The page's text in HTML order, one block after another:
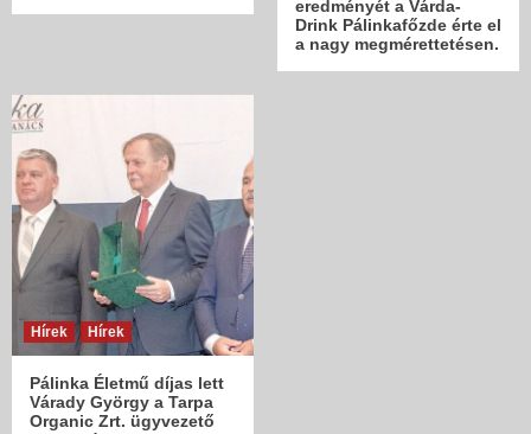
eredményét a Várda-
Drink Pálinkafőzde érte el
a nagy megmérettetésen.
Hírek Hírek
Pálinka Életmű díjas lett
Várady György a Tarpa
Organic Zrt. ügyvezető